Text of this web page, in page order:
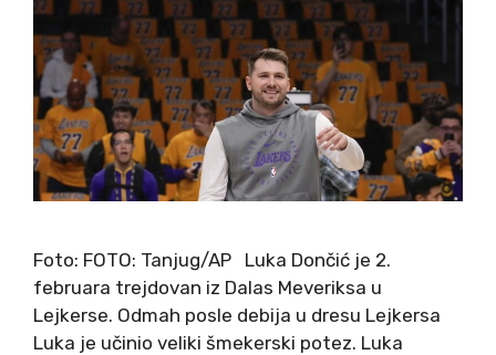
Foto: FOTO: Tanjug/AP Luka Dončić je 2.
februara trejdovan iz Dalas Meveriksa u
Lejkerse. Odmah posle debija u dresu Lejkersa
Luka je učinio veliki šmekerski potez. Luka